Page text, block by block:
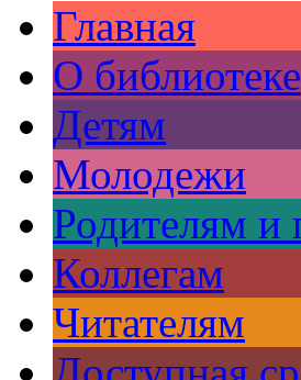
Главная
О библиотеке
Детям
Молодежи
Родителям и
Коллегам
Читателям